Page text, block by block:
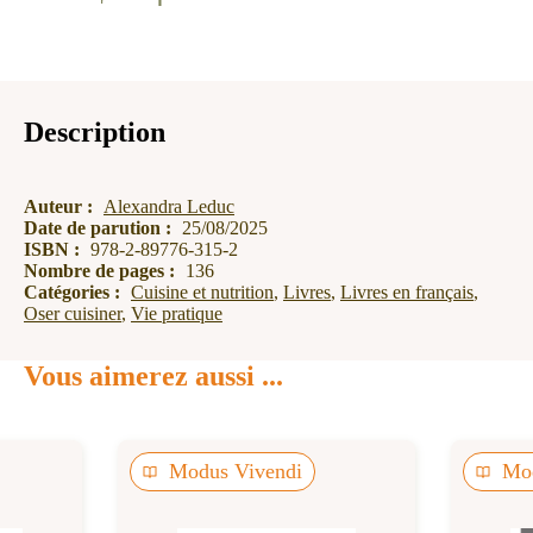
Description
Auteur :
Alexandra Leduc
Date de parution :
25/08/2025
ISBN : 978-2-89776-315-2
Nombre de pages :
136
Catégories : Cuisine et nutrition, Livres, Livres en français,
Oser cuisiner, Vie pratique
Vous aimerez aussi ...
Modus Vivendi